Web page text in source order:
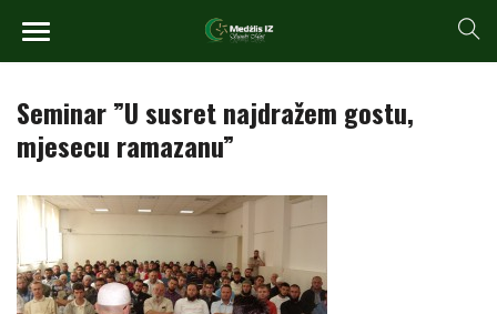
Seminar ”U susret najdražem gostu,
mjesecu ramazanu”